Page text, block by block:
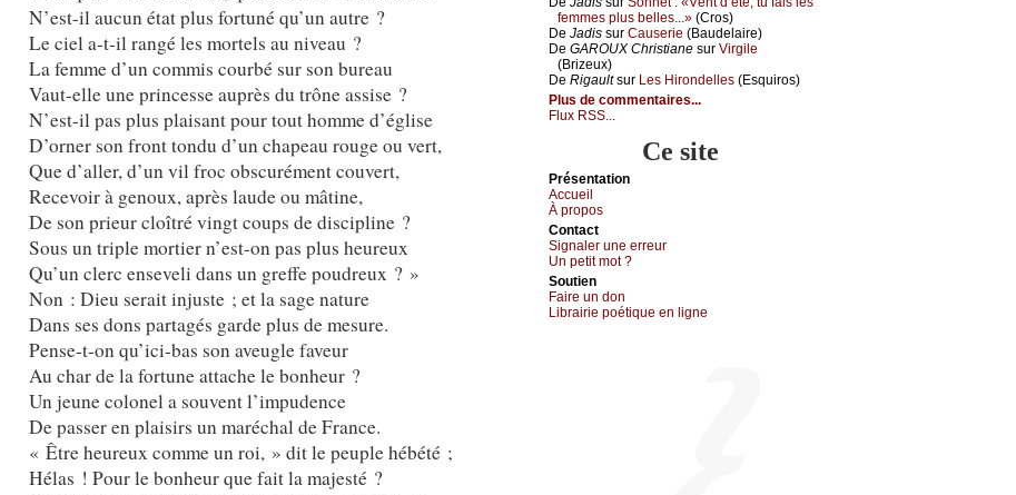
N’est-il aucun état plus fortuné qu’un autre ?
Le ciel a-t-il rangé les mortels au niveau ?
La femme d’un commis courbé sur son bureau
Vaut-elle une princesse auprès du trône assise ?
N’est-il pas plus plaisant pour tout homme d’église
D’orner son front tondu d’un chapeau rouge ou vert,
Que d’aller, d’un vil froc obscurément couvert,
Recevoir à genoux, après laude ou mâtine,
De son prieur cloîtré vingt coups de discipline ?
Sous un triple mortier n’est-on pas plus heureux
Qu’un clerc enseveli dans un greffe poudreux ? »
Non : Dieu serait injuste ; et la sage nature
Dans ses dons partagés garde plus de mesure.
Pense-t-on qu’ici-bas son aveugle faveur
Au char de la fortune attache le bonheur ?
Un jeune colonel a souvent l’impudence
De passer en plaisirs un maréchal de France.
« Être heureux comme un roi, » dit le peuple hébété ;
Hélas ! Pour le bonheur que fait la majesté ?
fеmmеs plus bеllеs...» (Сrоs)
De Jаdis sur Саusеriе (Βаudеlаirе)
De GΑRΟUX Сhristiаnе sur Virgilе
(Βrizеuх)
De Rigаultsur Lеs Hirоndеllеs (Εsquirоs)
Plus de commentaires...
Flux RSS...
Ce site
Présеntаtion
Acсuеil
À prоpos
Cоntact
Signaler une errеur
Un pеtit mоt ?
Sоutien
Fаirе un dоn
Librairiе pоétique en lignе